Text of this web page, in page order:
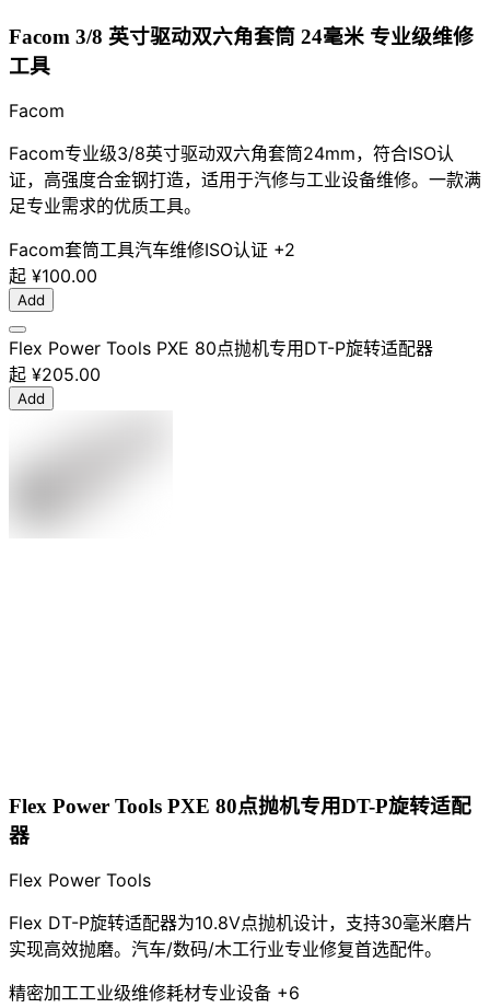
Facom 3/8 英寸驱动双六角套筒 24毫米 专业级维修
工具
Facom
Facom专业级3/8英寸驱动双六角套筒24mm，符合ISO认
证，高强度合金钢打造，适用于汽修与工业设备维修。一款满
足专业需求的优质工具。
Facom套筒工具汽车维修ISO认证 +2
起 ¥100.00
Add
Flex Power Tools PXE 80点抛机专用DT-P旋转适配器
起 ¥205.00
Add
Flex Power Tools PXE 80点抛机专用DT-P旋转适配
器
Flex Power Tools
Flex DT-P旋转适配器为10.8V点抛机设计，支持30毫米磨片
实现高效抛磨。汽车/数码/木工行业专业修复首选配件。
精密加工工业级维修耗材专业设备 +6